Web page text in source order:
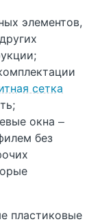
элементов,
сетка
окна –
без
пластиковые